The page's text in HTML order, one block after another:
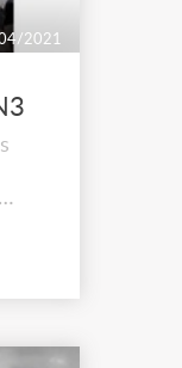
2021
est